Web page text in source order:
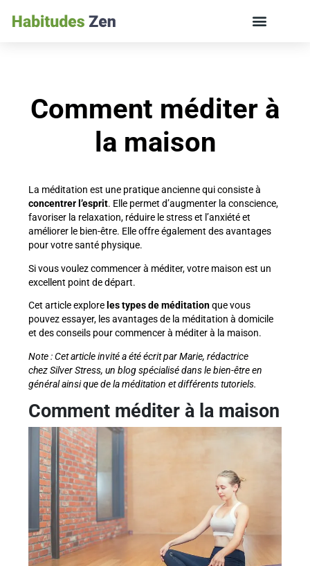
Comment méditer à
la maison
La méditation est une pratique ancienne qui consiste à
concentrer l’esprit. Elle permet d’augmenter la conscience,
favoriser la relaxation, réduire le stress et l’anxiété et
améliorer le bien-être. Elle offre également des avantages
pour votre santé physique.
Si vous voulez commencer à méditer, votre maison est un
excellent point de départ.
Cet article explore les types de méditationque vous
pouvez essayer, les avantages de la méditation à domicile
et des conseils pour commencer à méditer à la maison.
Note : Cet article invité a été écrit par Marie, rédactrice
chez Silver Stress, un blog spécialisé dans le bien-être en
général ainsi que de la méditation et différents tutoriels.
Comment méditer à la maison